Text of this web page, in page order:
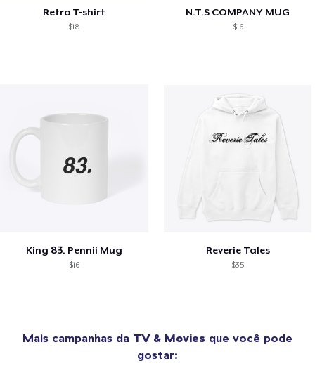
Retro T-shirt
$18
N.T.S COMPANY MUG
$16
King 83. Pennii Mug
$16
Reverie Tales
$35
Mais campanhas da TV & Movies que você pode
gostar: